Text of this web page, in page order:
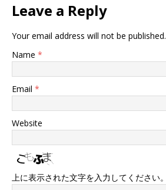
Leave a Reply
Your email address will not be published.
Name *
Email *
Website
上に表示された文字を入力してください。